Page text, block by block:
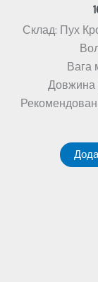
Склад: Пух
Вага
Довжина